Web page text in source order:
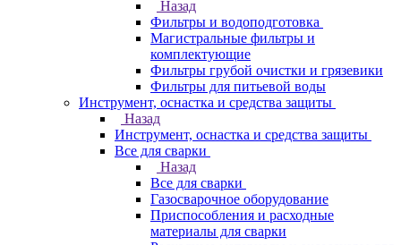
Назад
Фильтры и водоподготовка
Магистральные фильтры и
комплектующие
Фильтры грубой очистки и грязевики
Фильтры для питьевой воды
Инструмент, оснастка и средства защиты
Назад
Инструмент, оснастка и средства защиты
Все для сварки
Назад
Все для сварки
Газосварочное оборудование
Приспособления и расходные
материалы для сварки